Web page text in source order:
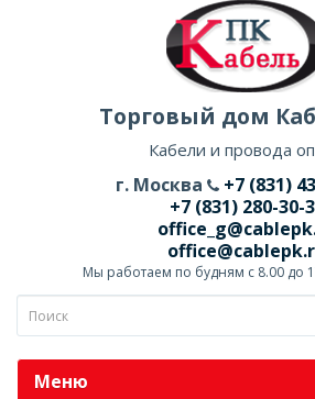
Торговый дом
Кабели и провода
г. Москва
+7 (831)
+7 (831) 280-30-
Мы работаем по будням с 8.00 до
Меню